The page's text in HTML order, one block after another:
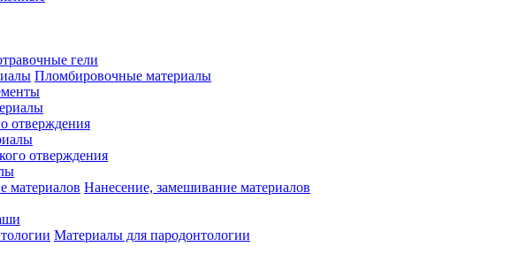
гели
Пломбировочные материалы
отверждения
отверждения
Нанесение, замешивание материалов
Материалы для пародонтологии